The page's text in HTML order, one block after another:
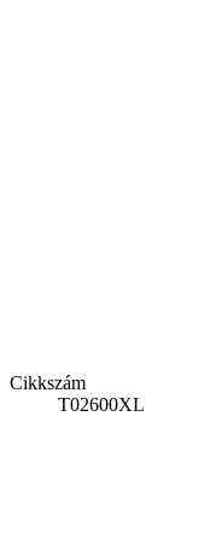
Cikkszám
T02600XL